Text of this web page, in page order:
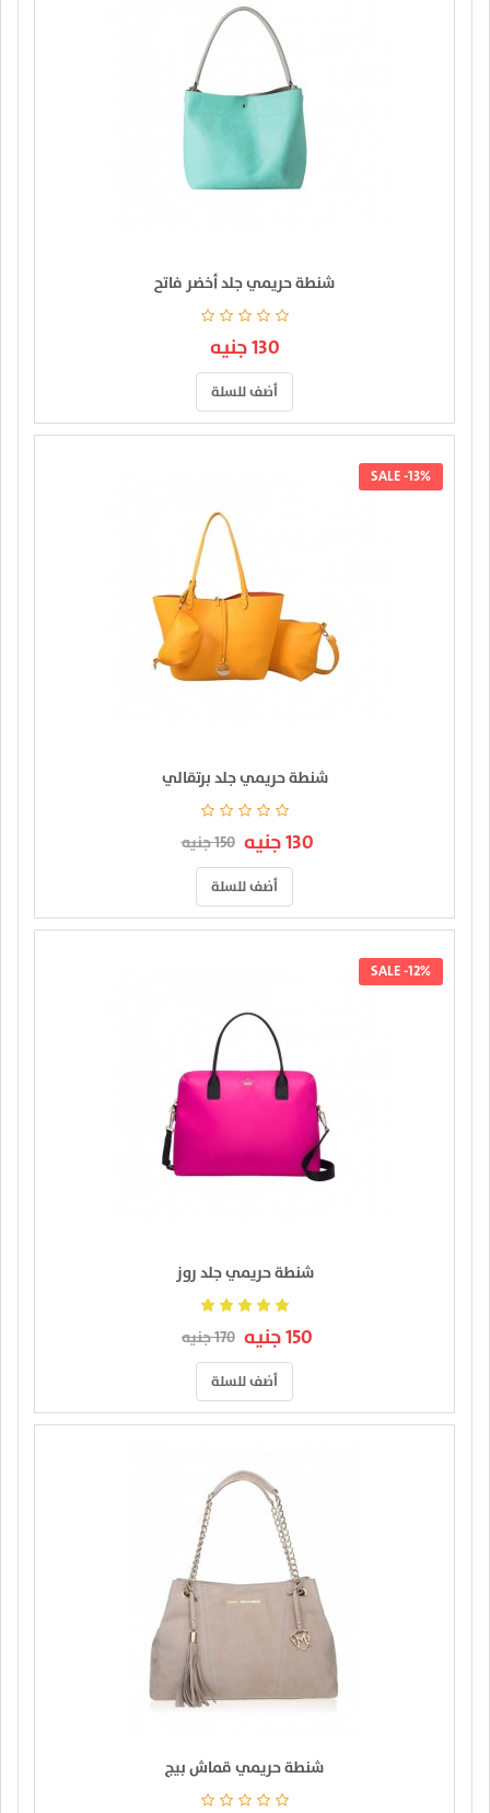
شنطة حريمي جلد أخضر فاتح
130 جنيه
أضف للسلة
SALE -13%
شنطة حريمي جلد برتقالي
130 جنيه 150 جنيه
أضف للسلة
SALE -12%
شنطة حريمي جلد روز
150 جنيه 170 جنيه
أضف للسلة
شنطة حريمي قماش بيج